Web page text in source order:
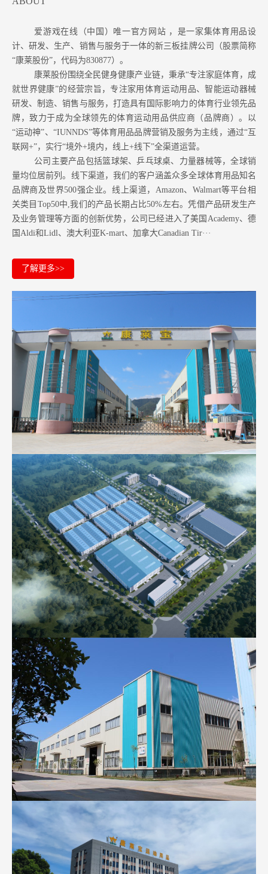
爱游戏在线（中国）唯一官方网站 ，是一家集体育用品设
计、研发、生产、销售与服务于一体的新三板挂牌公司（股票简称
“康莱股份”，代码为830877）。
康莱股份围绕全民健身健康产业链，秉承“专注家庭体育，成
就世界健康”的经营宗旨，专注家用体育运动用品、智能运动器械
研发、制造、销售与服务，打造具有国际影响力的体育行业领先品
牌，致力于成为全球领先的体育运动用品供应商（品牌商）。以
“运动神”、“IUNNDS”等体育用品品牌营销及服务为主线，通过“互
联网+”，实行“境外+境内，线上+线下”全渠道运营。
公司主要产品包括篮球架、乒乓球桌、力量器械等，全球销
量均位居前列。 线下渠道，我们的客户涵盖众多全球体育用品知名
品牌商及世界500强企业。 线上渠道，Amazon、Walmart等平台相
关类目Top50中,我们的产品长期占比50%左右。凭借产品研发生产
及业务管理等方面的创新优势，公司已经进入了美国Academy、德
国Aldi和Lidl、澳大利亚K-mart、加拿大Canadian Tir···
了解更多>>